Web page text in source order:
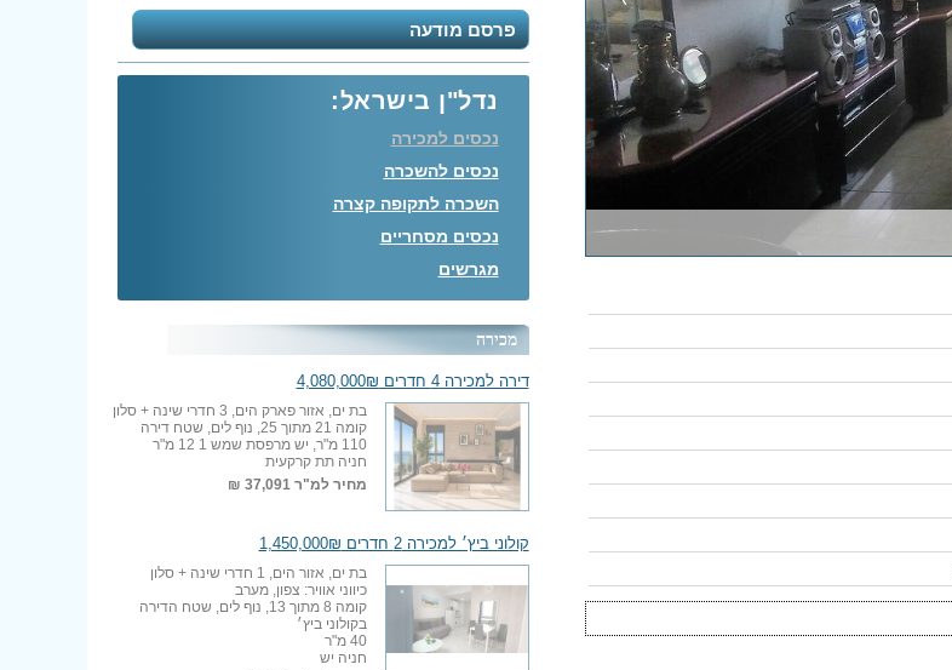
פרסם מודעה
נדל"ן בישראל:
נכסים למכירה
נכסים להשכרה
השכרה לתקופה קצרה
נכסים מסחריים
מגרשים
מכירה
דירה למכירה 4 חדרים 4,080,000₪
בת ים, אזור פארק הים, 3 חדרי שינה + סלון
קומה 21 מתוך 25, נוף לים, שטח דירה
110 מ"ר, יש מרפסת שמש 1 12 מ"ר
חניה תת קרקעית
מחיר למ"ר37,091 ₪
קולוני ביץ׳ למכירה 2 חדרים 1,450,000₪
בת ים, אזור הים, 1 חדרי שינה + סלון
כיווני אוויר: צפון, מערב
קומה 8 מתוך 13, נוף לים, שטח הדירה
בקולוני ביץ׳
40 מ"ר
חניה יש